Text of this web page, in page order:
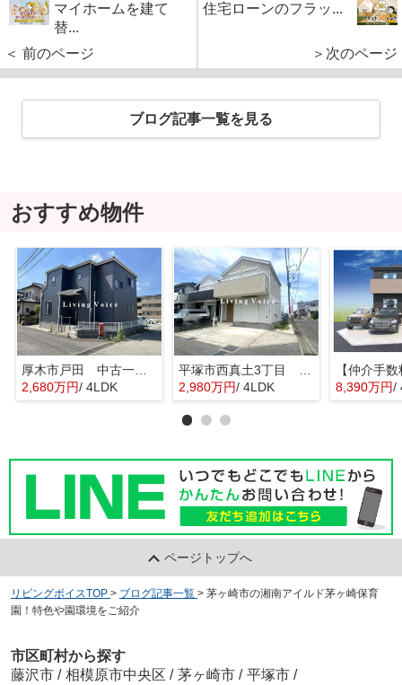
マイホームを建て
替...
＜ 前のページ
住宅ローンのフラッ...
＞次のページ
ブログ記事一覧を見る
おすすめ物件
厚木市戸田 中古一戸建て
2,680万円/ 4LDK
2,980万円/ 4LDK 8,390万円/
ページトップへ
リビングボイスTOP > ブログ記事一覧 > 茅ヶ崎市の湘南アイルド茅ヶ崎保育
園！特色や園環境をご紹介
市区町村から探す
藤沢市 / 相模原市中央区 / 茅ヶ崎市 / 平塚市 /